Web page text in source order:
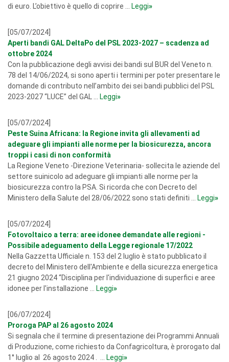
di euro. L’obiettivo è quello di coprire ...
Leggi»
[05/07/2024]
Aperti bandi GAL DeltaPo del PSL 2023-2027 – scadenza ad
ottobre 2024
Con la pubblicazione degli avvisi dei bandi sul BUR del Veneto n.
78 del 14/06/2024, si sono aperti i termini per poter presentare le
domande di contributo nell’ambito dei sei bandi pubblici del PSL
2023-2027 “LUCE” del GAL ...
Leggi»
[05/07/2024]
Peste Suina Africana: la Regione invita gli allevamenti ad
adeguare gli impianti alle norme per la biosicurezza, ancora
troppi i casi di non conformità
La Regione Veneto -Direzione Veterinaria- sollecita le aziende del
settore suinicolo ad adeguare gli impianti alle norme per la
biosicurezza contro la PSA. Si ricorda che con Decreto del
Ministero della Salute del 28/06/2022 sono stati definiti ...
Leggi»
[05/07/2024]
Fotovoltaico a terra: aree idonee demandate alle regioni -
Possibile adeguamento della Legge regionale 17/2022
Nella Gazzetta Ufficiale n. 153 del 2 luglio è stato pubblicato il
decreto del Ministero dell'Ambiente e della sicurezza energetica
21 giugno 2024 “Disciplina per l'individuazione di superfici e aree
idonee per l'installazione ...
Leggi»
[06/07/2024]
Proroga PAP al 26 agosto 2024
Si segnala che il termine di presentazione dei Programmi Annuali
di Produzione, come richiesto da Confagricoltura, è prorogato dal
1° luglio al 26 agosto 2024 . ...
Leggi»